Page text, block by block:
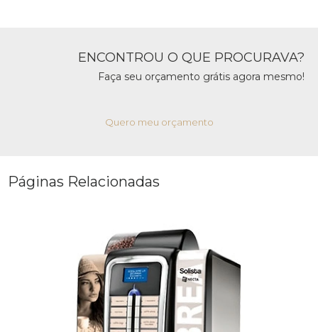
ENCONTROU O QUE PROCURAVA?
Faça seu orçamento grátis agora mesmo!
Quero meu orçamento
Páginas Relacionadas